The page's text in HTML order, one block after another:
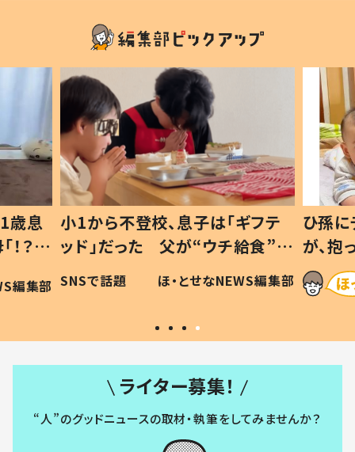
フテ
食”を
編集部
ひ孫にデレデレな80歳じいじ
が、抱っこすると…ひ孫の反応に
「涙が出ました」「可愛くて仕方な
い」
ほ・とせなNEWS編集部
ライター募集！
“人”のグッドニュースの取材・執筆をしてみませんか？